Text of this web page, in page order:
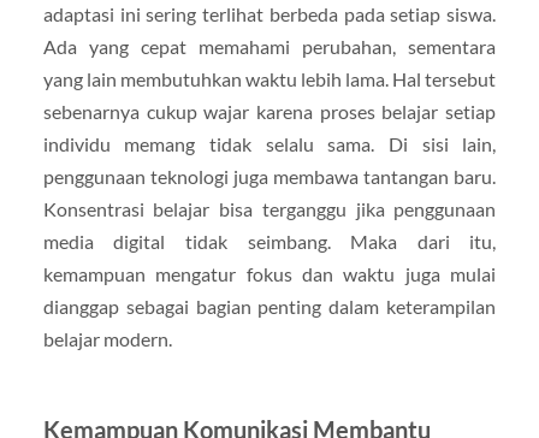
adaptasi ini sering terlihat berbeda pada setiap siswa.
Ada yang cepat memahami perubahan, sementara
yang lain membutuhkan waktu lebih lama. Hal tersebut
sebenarnya cukup wajar karena proses belajar setiap
individu memang tidak selalu sama. Di sisi lain,
penggunaan teknologi juga membawa tantangan baru.
Konsentrasi belajar bisa terganggu jika penggunaan
media digital tidak seimbang. Maka dari itu,
kemampuan mengatur fokus dan waktu juga mulai
dianggap sebagai bagian penting dalam keterampilan
belajar modern.
Kemampuan Komunikasi Membantu